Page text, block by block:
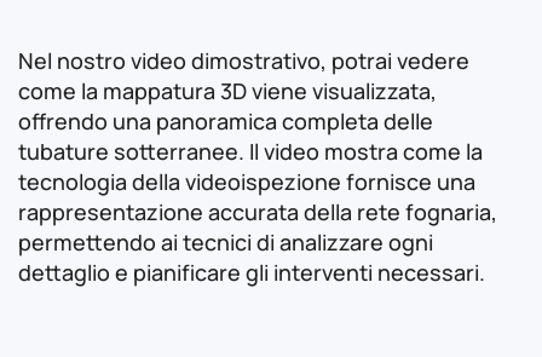
Nel nostro video dimostrativo, potrai vedere
come la mappatura 3D viene visualizzata,
offrendo una panoramica completa delle
tubature sotterranee. Il video mostra come la
tecnologia della videoispezione fornisce una
rappresentazione accurata della rete fognaria,
permettendo ai tecnici di analizzare ogni
dettaglio e pianificare gli interventi necessari.